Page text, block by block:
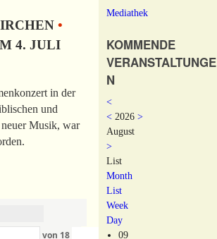
•
4. JULI
in der
und
neuer Musik, war
von 18
Mediathek
KOMMENDE
VERANSTALTUNGE
N
<
< 2026 >
August
>
List
Month
List
Week
Day
09